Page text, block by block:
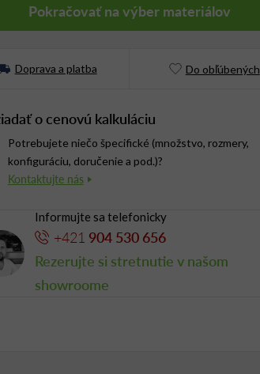
Pokračovať na výber materiálov
Doprava a platba Do obľúbených
o cenovú kalkuláciu
Potrebujete niečo špecifické (množstvo, rozmery,
konfiguráciu, doručenie a pod.)?
Informujte sa telefonicky
+421 904 530 656
Rezerujte si stretnutie v našom
showroome